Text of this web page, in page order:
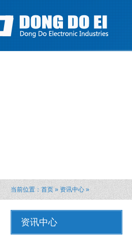
当前位置： 首页» 资讯中心 »
资讯中心